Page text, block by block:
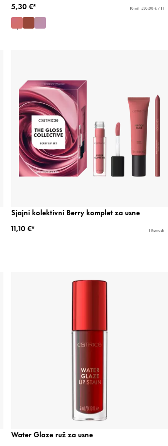
5,30 €*
10 ml - 530,00 € / 1 l
Sjajni kolektivni Berry komplet za usne
11,10 €*
1 Komadi
Water Glaze ruž za usne